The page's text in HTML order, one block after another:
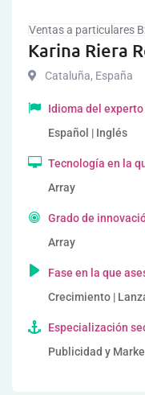
Ventas a particulares
Karina Riera
Cataluña, España
Idioma del experto
Español | Inglés
Tecnología en la
Array
Grado de
Array
Fase en la que
Crecimiento |
Especialización
Publicidad y